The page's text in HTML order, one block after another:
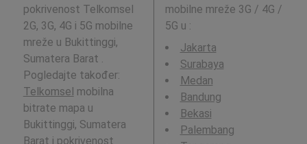
pokrivenost Telkomsel
2G, 3G, 4G i 5G mobilne
mreže u Bukittinggi,
Sumatera Barat .
Pogledajte također:
Telkomsel mobilna
bitrate mapa u
Bukittinggi, Sumatera
Barat i pokrivenost
mobilne mreže 3G / 4G /
5G u :
Jakarta
Surabaya
Medan
Bandung
Bekasi
Palembang